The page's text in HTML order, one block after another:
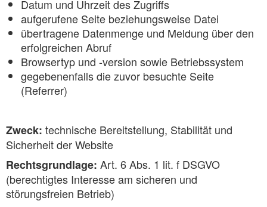
Datum und Uhrzeit des Zugriffs
aufgerufene Seite beziehungsweise Datei
übertragene Datenmenge und Meldung über den
erfolgreichen Abruf
Browsertyp und -version sowie Betriebssystem
gegebenenfalls die zuvor besuchte Seite
(Referrer)
Zweck: technische Bereitstellung, Stabilität und
Sicherheit der Website
Rechtsgrundlage: Art. 6 Abs. 1 lit. f DSGVO
(berechtigtes Interesse am sicheren und
störungsfreien Betrieb)